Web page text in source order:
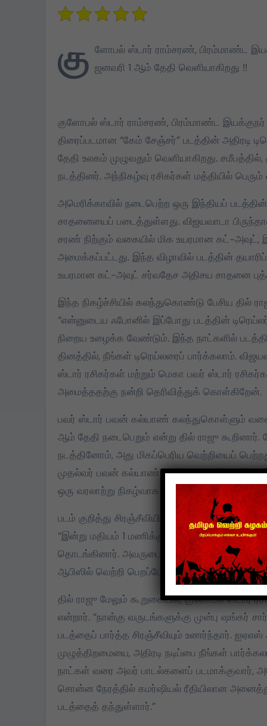
கு ளோபல் ஸ்டார் ராம்சரண், பிரம்மாண்ட
ஜனவரி 1 ஆம் தேதி வெளியாகிறது !!
குளோபல் ஸ்டார் ராம்சரண், பிரம்மாண்ட இயக்குநர்
திரைப்படமான “கேம் சேஞ்சர்” படத்தின் அதிரடி
தேதி உலகம் முழுவதும் வெளியாகிறது.
நடத்தினர். அந்நிகழ்வு ரசிகர்கள் மத்தியில்
அமெரிக்காவில் நடைபெற்ற ஒரு இந்தியப்
சாதனையைப் படைத்துள்ளது. விஜயவாடா
சரண் நிற்கும் வகையில் மிக உயரமான கட்-
அமைக்கப்பட்டது. இந்த விழாவில் படத்தின்
உயரமான கட்-அவுட் சர்வதேச அதிசய சாதனை
இந்த நிகழ்ச்சியில் கலந்துகொண்டு பேசிய தில்
“என்னுடைய ஃபோனில் இப்போது படத்தின்
நிறைய உழைக்க வேண்டும். இந்த நாட்களில்
தினத்தில், நீங்கள் டிரெய்லரைப் பார்க்கலாம்.
ஸ்டார் ரசிகர்கள் மற்றும் மெகா பவர் ஸ்டார்
அமைத்ததற்கு நன்றி தெரிவித்துக் கொள்கிறேன்.
பவர் ஸ்டார் பவன் கல்யாண் கலந்துகொள்ளும்
ஆம் தேதி நடைபெறும் என்று தில் ராஜு
நடத்தினோம், அது மிகப்பெரிய வெற்றியைப்
முதல்வர் பவன் கல்யாண் கலந்து கொள்வதால்,
ஒரு வரலாற்று நிகழ்வாக இருக்கும்.
படம் குறித்து சிரஞ்சீவியின் கருத்தைப் பற்றிப்
“இன்று மதியம் 1 மணிக்கு சிரஞ்சீவிக்கு போன்
தொடங்கினார். அவருடைய கருத்தைப் பற்றித்
ஆபிஸில் வெற்றி பெறப்போகிறோம் என அவரிடம்
தில் ராஜு மேலும் கூறுகையில், குளோபல் ஸ்டார்
என்றார். “நான்கு வருடங்களுக்கு முன்பு
படத்தைப் பார்த்த சிரஞ்சீவியும் உணர்ந்தார்.
முழுத்திறமையை, அதிரடி நடிப்பை நீங்கள்
நாட்கள் வரை அவர் பாடல்களைப் படமாக்குவார்,
சொன்ன நேரத்தில் கமர்ஷியல் ரீதியிலான
படத்தைத் தந்துள்ளார்.”
கொட்டிவாக்கத்தில்
பெண்களுக்கு புடவை,
மாணவர்களுக்கு